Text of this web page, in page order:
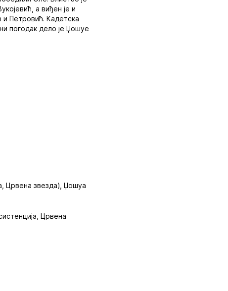
а виђен је и
и Петровић. Кадетска
погодак дело је Џошуе
Црвена звезда), Џошуа
Црвена